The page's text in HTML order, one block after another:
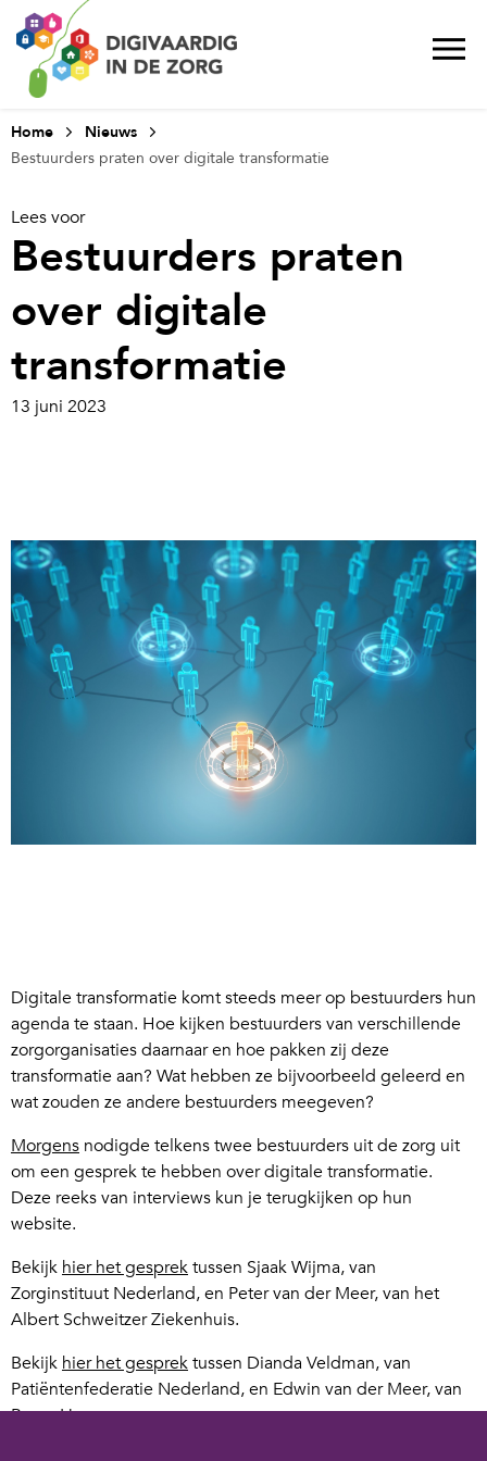
Home
Nieuws
Bestuurders praten over digitale transformatie
Lees voor
Bestuurders praten
over digitale
transformatie
13 juni 2023
Digitale transformatie komt steeds meer op bestuurders hun
agenda te staan. Hoe kijken bestuurders van verschillende
zorgorganisaties daarnaar en hoe pakken zij deze
transformatie aan? Wat hebben ze bijvoorbeeld geleerd en
wat zouden ze andere bestuurders meegeven?
Morgens nodigde telkens twee bestuurders uit de zorg uit
om een gesprek te hebben over digitale transformatie.
Deze reeks van interviews kun je terugkijken op hun
website.
Bekijk hier het gesprektussen Sjaak Wijma, van
Zorginstituut Nederland, en Peter van der Meer, van het
Albert Schweitzer Ziekenhuis.
Bekijk hier het gesprektussen Dianda Veldman, van
Patiëntenfederatie Nederland, en Edwin van der Meer, van
BovenIJ.